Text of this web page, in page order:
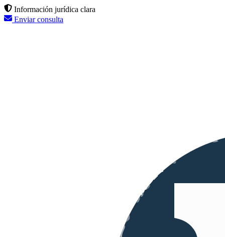
Información jurídica clara
Enviar consulta